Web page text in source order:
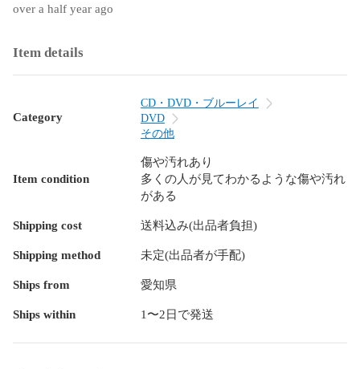
over a half year ago
Item details
Category
CD・DVD・ブルーレイ
DVD
その他
Item condition
傷や汚れあり
多くの人が見てわかるような傷や汚れ
がある
Shipping cost 送料込み(出品者負担)
Shipping method 未定(出品者が手配)
Ships from 愛知県
Ships within 1〜2日で発送